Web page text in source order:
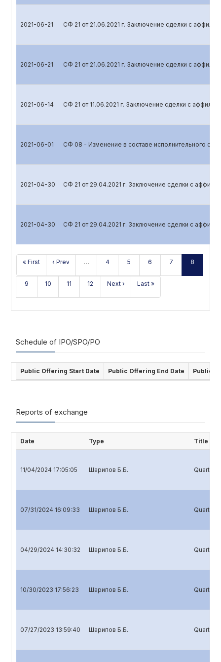
2021-06-21 СФ 21 от 21.06.2021 г. Заключение сделки с
2021-06-21 СФ 21 от 21.06.2021 г. Заключение сделки с
2021-06-14 СФ 21 от 11.06.2021 г. Заключение сделки с
2021-06-01 СФ 08 - Изменение в составе исполнительного
2021-04-30 СФ 21 от 29.04.2021 г. Заключение сделки с
2021-04-30 СФ 21 от 29.04.2021 г. Заключение сделки с
« First ‹ Prev … 4 5 6 7 8
9 10 11 12 Next › Last »
Schedule of IPO/SPO/PO
Public Offering Start Date Public Offering End Date Public
Reports of exchange
Date Type Title
11/04/2024 17:05:05 Шарипов Б.Б.
07/31/2024 16:09:33 Шарипов Б.Б.
04/29/2024 14:30:32 Шарипов Б.Б.
10/30/2023 17:56:23 Шарипов Б.Б.
07/27/2023 13:59:40 Шарипов Б.Б.